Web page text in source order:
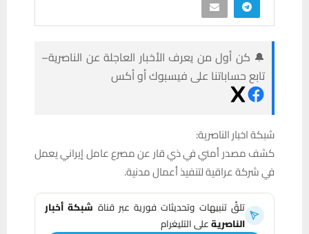
🔔 كن أول من يعرف الأخبار العاجلة عن الناصرية–
تابع حساباتنا على فيسبوك أو أكس
شبكة اخبار الناصرية:
كشف مصدر أمني في ذي قار عن مصرع عامل إيراني يعمل
في شركة عراقية لتنفيذ أعمال مدنية.
تلقَّ تنبيهات وتحديثات فورية عبر قناة شبكة أخبار
الناصريةعلى التليغرام